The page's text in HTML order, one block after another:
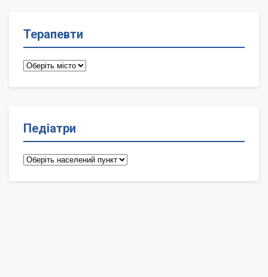
Терапевти
Терапевти
Педіатри
Педіатри